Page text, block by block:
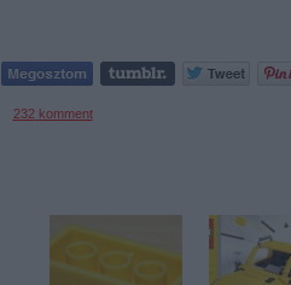
232komment